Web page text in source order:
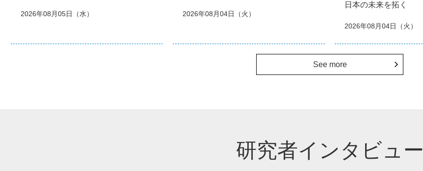
2026年08月05日（水） 2026年08月04日（火）
日本の未来を拓く
2026年08月04日（火）
See more
研究者インタビュー